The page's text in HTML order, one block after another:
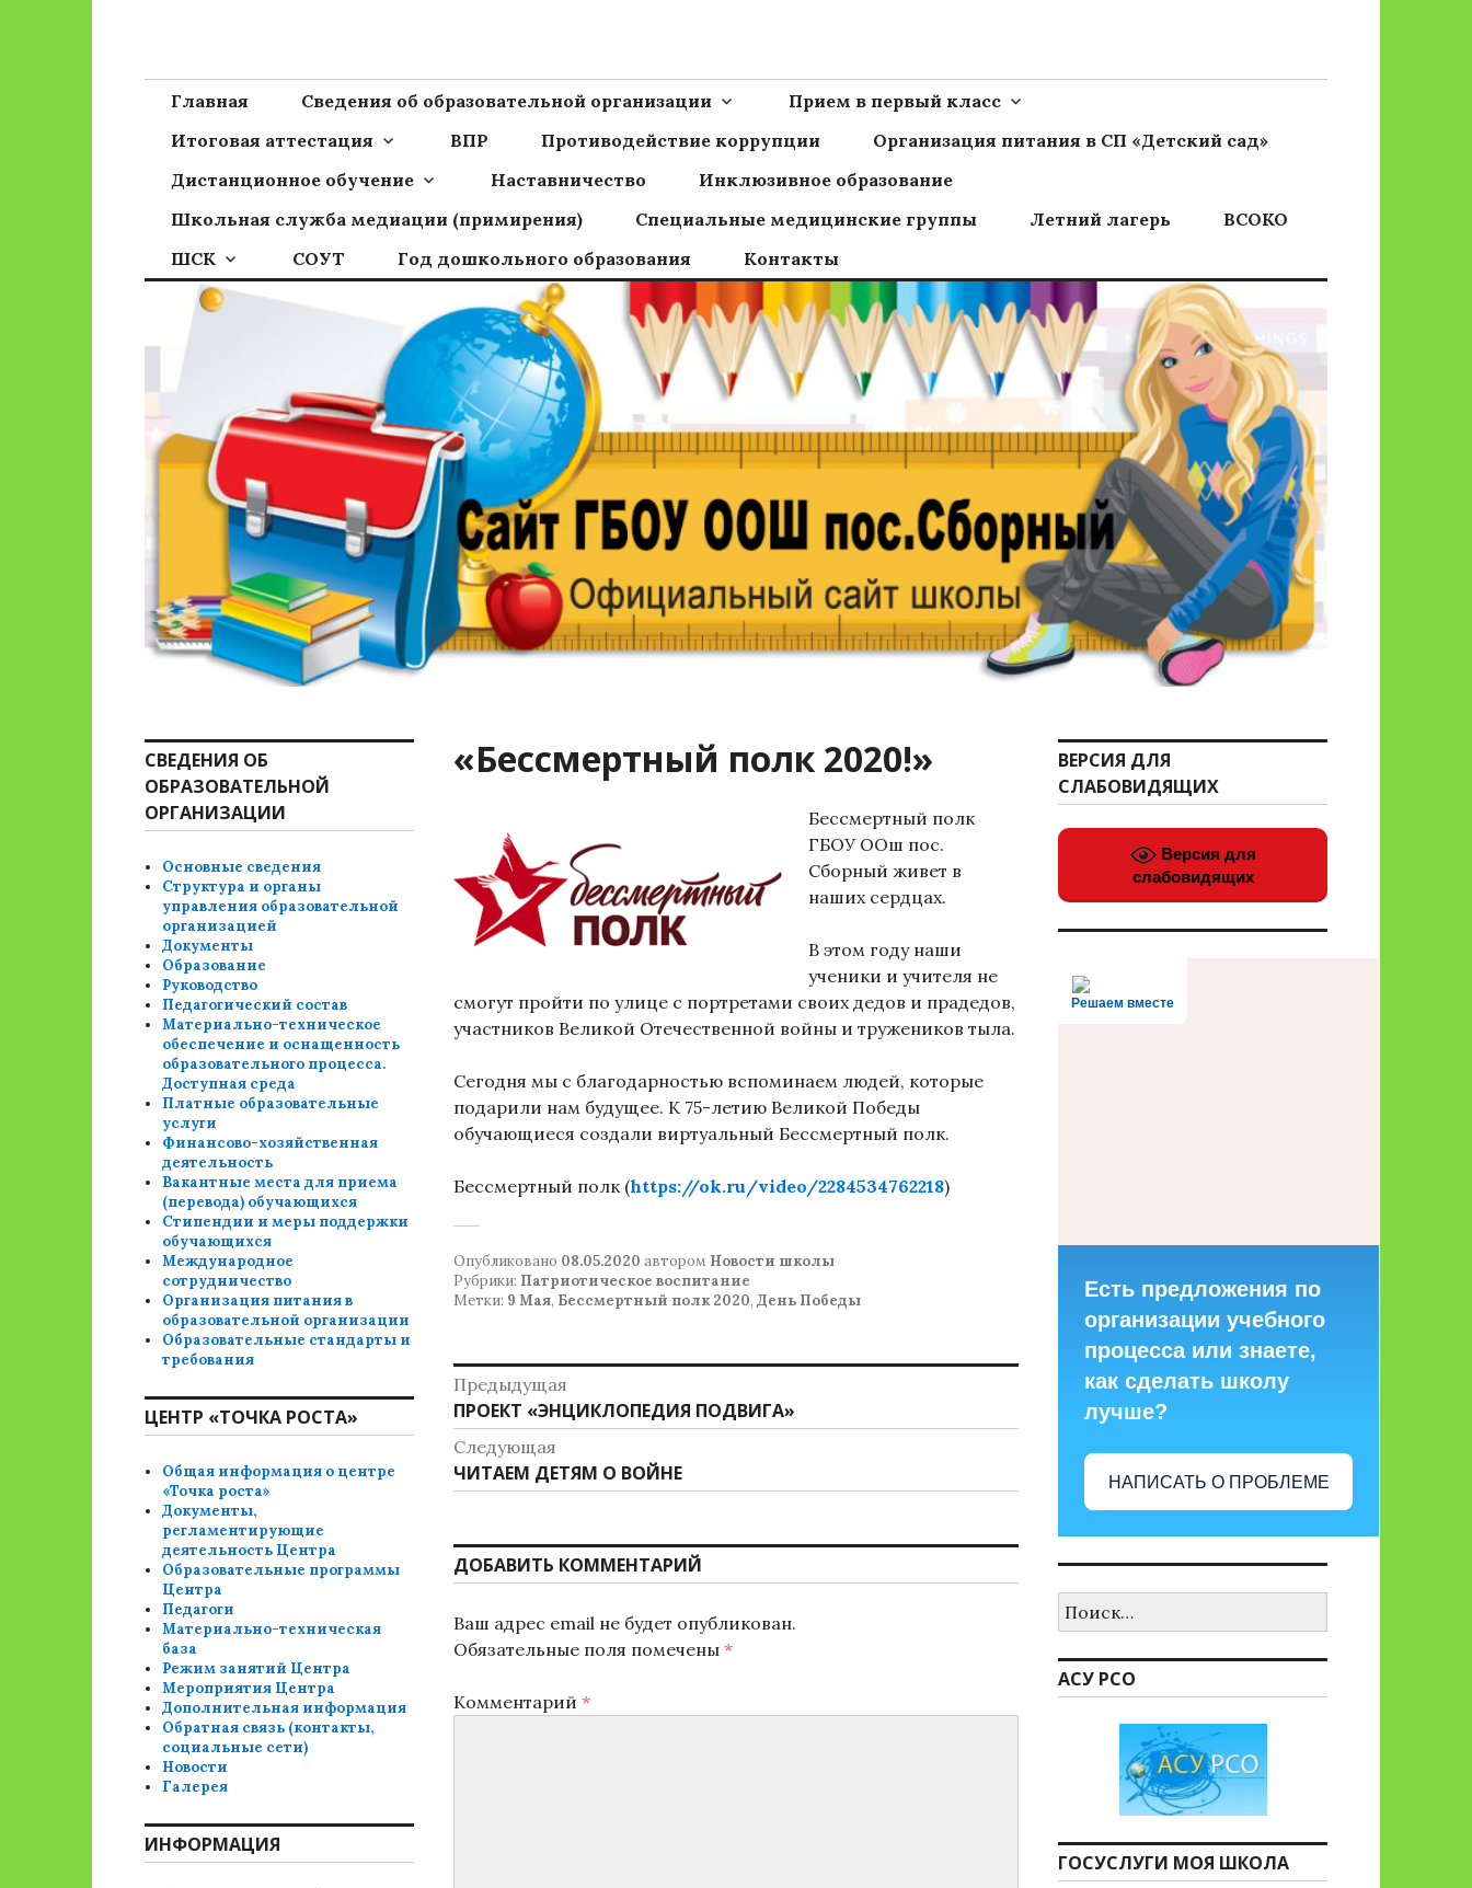
Сайт ГБОУ ООШ пос.Сборный
Главная Сведения об образовательной организации
Прием в первый класс
Итоговая аттестация
ВПР Противодействие коррупции
Организация питания в СП «Детский сад»
Дистанционное обучение
Наставничество
Инклюзивное образование
Школьная служба медиации (примирения)
Специальные медицинские группы Летний лагерь
ВСОКО
ШСК
СОУТ Год дошкольного образования Контакты
«Бессмертный полк 2020!»
Бессмертный полк
ГБОУ ООш пос.
Сборный живет в
наших сердцах.
В этом году наши
ученики и учителя не
смогут пройти по улице с портретами своих дедов и прадедов,
участников Великой Отечественной войны и тружеников тыла.
Сегодня мы с благодарностью вспоминаем людей, которые
подарили нам будущее. К 75-летию Великой Победы
обучающиеся создали виртуальный Бессмертный полк.
Бессмертный полк (https://ok.ru/video/2284534762218)
Опубликовано 08.05.2020 автором Новости школы
Рубрики: Патриотическое воспитание
Метки: 9 Мая, Бессмертный полк 2020, День Победы
Навигация
по
записям
Предыдущая
Предыдущая
запись:
ПРОЕКТ «ЭНЦИКЛОПЕДИЯ ПОДВИГА»
Следующая
Следующая
запись:
ЧИТАЕМ ДЕТЯМ О ВОЙНЕ
ДОБАВИТЬ КОММЕНТАРИЙ
Ваш адрес email не будет опубликован.
Обязательные поля помечены *
Комментарий *
СВЕДЕНИЯ ОБ
ОБРАЗОВАТЕЛЬНОЙ
ОРГАНИЗАЦИИ
Основные сведения
Структура и органы
управления образовательной
организацией
Документы
Образование
Руководство
Педагогический состав
Материально-техническое
обеспечение и оснащенность
образовательного процесса.
Доступная среда
Платные образовательные
услуги
Финансово-хозяйственная
деятельность
Вакантные места для приема
(перевода) обучающихся
Стипендии и меры поддержки
обучающихся
Международное
сотрудничество
Организация питания в
образовательной организации
Образовательные стандарты и
требования
ЦЕНТР «ТОЧКА РОСТА»
Общая информация о центре
«Точка роста»
Документы,
регламентирующие
деятельность Центра
Образовательные программы
Центра
Педагоги
Материально-техническая
база
Режим занятий Центра
Мероприятия Центра
Дополнительная информация
Обратная связь (контакты,
социальные сети)
Новости
Галерея
ИНФОРМАЦИЯ
ВЕРСИЯ ДЛЯ
СЛАБОВИДЯЩИХ
Версия для
слабовидящих
Решаем вместе
Есть предложения по
организации учебного
процесса или знаете,
как сделать школу
лучше?
НАПИСАТЬ О ПРОБЛЕМЕ
АСУ РСО
ГОСУСЛУГИ МОЯ ШКОЛА